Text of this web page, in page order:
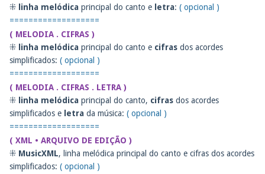
⁜ linha melódica principal do canto e letra: ( opcional )
===================
( MELODIA . CIFRAS )
⁜ linha melódica principal do canto e cifras dos acordes
simplificados: ( opcional )
===================
( MELODIA . CIFRAS . LETRA )
⁜ linha melódica principal do canto, cifras dos acordes
simplificados e letra da música: ( opcional )
===================
( XML • ARQUIVO DE EDIÇÃO )
⁜ MusicXML, linha melódica principal do canto e cifras dos acordes
simplificados: ( opcional )